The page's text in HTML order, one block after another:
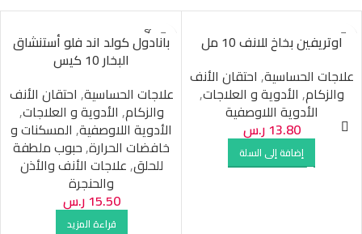
اوتريفين بخاخ للانف 10 مل
علاجات الحساسية, احتقان الأنف
والزكام, الأدوية و العلاجات,
الأدوية اللاوصفية
13.80 ر.س
إضافة إلى السلة
SOLD O
UT
بانادول كولد اند فلو أستنشاق
البخار 10 كيس
علاجات الحساسية, احتقان الأنف
والزكام, الأدوية و العلاجات,
الأدوية اللاوصفية, المسكنات و
خافضات الحرارة,حبوب ملطفة
للحلق,علاجات الأنف والأذن
والحنجرة
15.50 ر.س
قراءة المزيد